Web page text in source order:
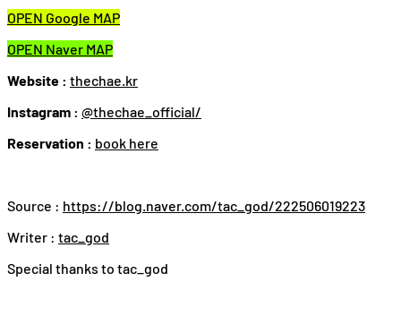
OPEN Google MAP
OPEN Naver MAP
Website : thechae.kr
Instagram : @thechae_official/
Reservation : book here
Source : https://blog.naver.com/tac_god/222506019223
Writer : tac_god
Special thanks to tac_god